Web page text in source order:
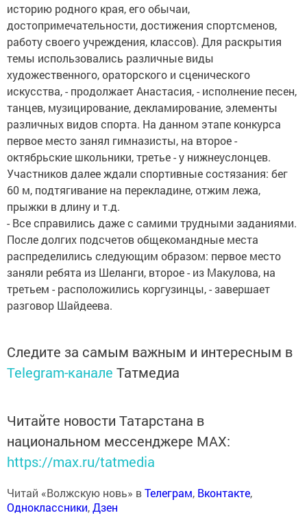
историю родного края, его обычаи,
достопримечательности, достижения спортсменов,
работу своего учреждения, классов). Для раскрытия
темы использовались различные виды
художественного, ораторского и сценического
искусства, - продолжает Анастасия, - исполнение песен,
танцев, музицирование, декламирование, элементы
различных видов спорта. На данном этапе конкурса
первое место занял гимназисты, на второе -
октябрьские школьники, третье - у нижнеуслонцев.
Участников далее ждали спортивные состязания: бег
60 м, подтягивание на перекладине, отжим лежа,
прыжки в длину и т.д.
- Все справились даже с самими трудными заданиями.
После долгих подсчетов общекомандные места
распределились следующим образом: первое место
заняли ребята из Шеланги, второе - из Макулова, на
третьем - расположились коргузинцы, - завершает
разговор Шайдеева.
Следите за самым важным и интересным в
Telegram-канале Татмедиа
Читайте новости Татарстана в
национальном мессенджере MАХ:
https://max.ru/tatmedia
Читай «Волжскую новь» вТелеграм, Вконтакте,
Одноклассники,Дзен